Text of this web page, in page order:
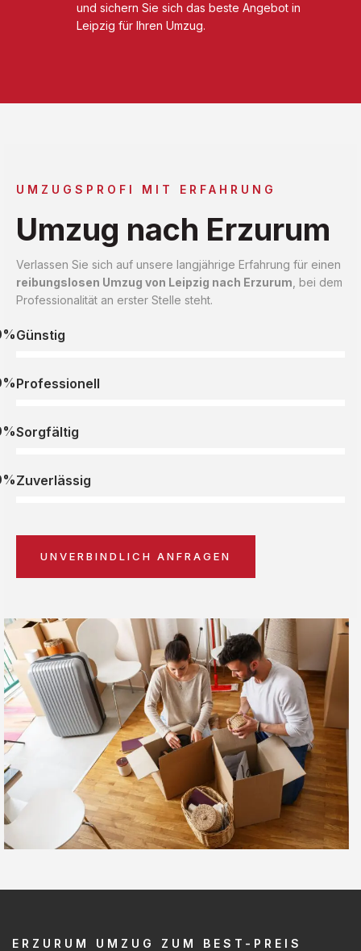
und sichern Sie sich das beste Angebot in
Leipzig für Ihren Umzug.
UMZUGSPROFI MIT ERFAHRUNG
Umzug nach Erzurum
Verlassen Sie sich auf unsere langjährige Erfahrung für einen
reibungslosen Umzug von Leipzig nach Erzurum , bei dem
Professionalität an erster Stelle steht.
Günstig
Professionell
Sorgfältig
Zuverlässig
UNVERBINDLICH ANFRAGEN
ERZURUM UMZUG ZUM BEST-PREIS